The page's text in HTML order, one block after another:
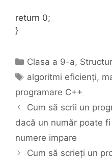
return 0;
}
Categories
Clasa a 9-a,
Tags
algoritmi eficienți,
programare C++
Cum să scrii un
dacă un număr poate
numere impare
Cum să scrieți un